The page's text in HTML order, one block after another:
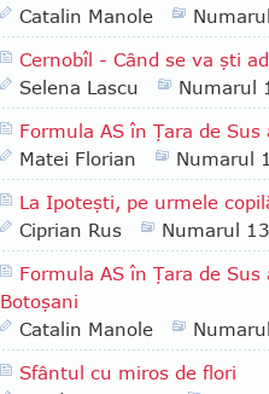
Catalin Manole
Cernobîl - Când se va şti
Selena Lascu
Numarul
Formula AS în Ţara de
Matei Florian
Numarul
La Ipoteşti, pe urmele
Ciprian Rus
Numarul
Formula AS în Ţara de
Botoşani
Catalin Manole
Sfântul cu miros de flori